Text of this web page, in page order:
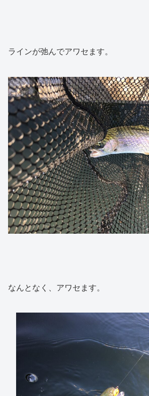
ラインが弛んでアワセます。
なんとなく、アワセます。